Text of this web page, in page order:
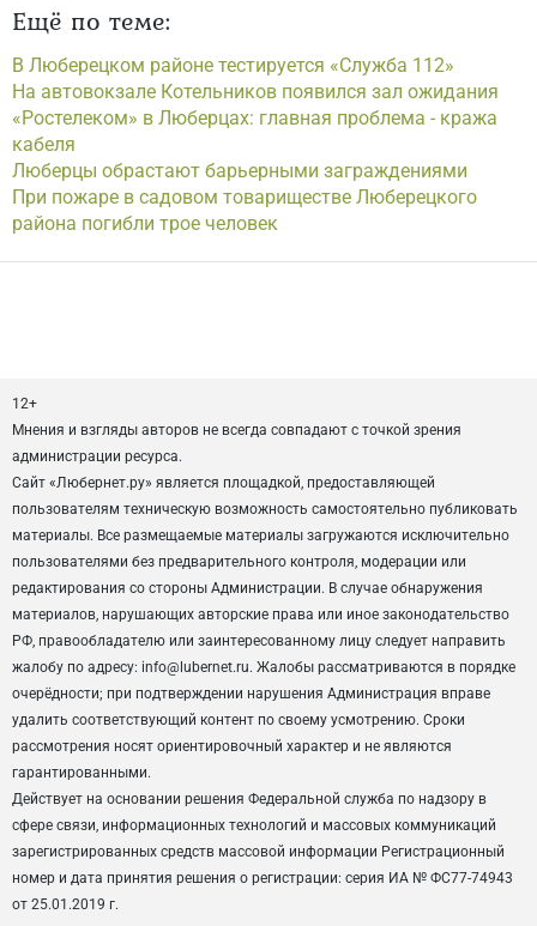
Ещё по теме:
В Люберецком районе тестируется «Служба 112»
На автовокзале Котельников появился зал ожидания
«Ростелеком» в Люберцах: главная проблема - кража
кабеля
Люберцы обрастают барьерными заграждениями
При пожаре в садовом товариществе Люберецкого
района погибли трое человек
12+
Мнения и взгляды авторов не всегда совпадают с точкой зрения
администрации ресурса.
Сайт «Любернет.ру» является площадкой, предоставляющей
пользователям техническую возможность самостоятельно публиковать
материалы. Все размещаемые материалы загружаются исключительно
пользователями без предварительного контроля, модерации или
редактирования со стороны Администрации. В случае обнаружения
материалов, нарушающих авторские права или иное законодательство
РФ, правообладателю или заинтересованному лицу следует направить
жалобу по адресу: info@lubernet.ru. Жалобы рассматриваются в порядке
очерёдности; при подтверждении нарушения Администрация вправе
удалить соответствующий контент по своему усмотрению. Сроки
рассмотрения носят ориентировочный характер и не являются
гарантированными.
Действует на основании решения Федеральной служба по надзору в
сфере связи, информационных технологий и массовых коммуникаций
зарегистрированных средств массовой информации Регистрационный
номер и дата принятия решения о регистрации: серия ИА № ФС77-74943
от 25.01.2019 г.